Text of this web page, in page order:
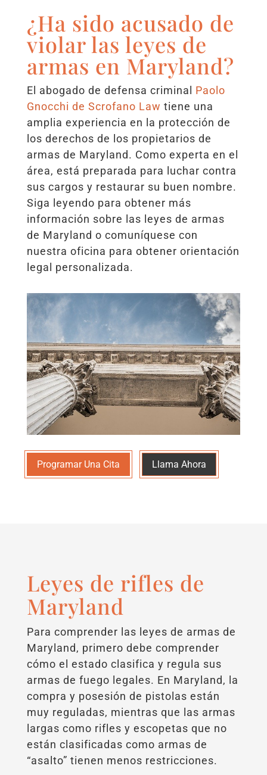
¿Ha sido acusado de
violar las leyes de
armas en Maryland?
El abogado de defensa criminal Paolo
Gnocchi de Scrofano Law tiene una
amplia experiencia en la protección de
los derechos de los propietarios de
armas de Maryland. Como experta en el
área, está preparada para luchar contra
sus cargos y restaurar su buen nombre.
Siga leyendo para obtener más
información sobre las leyes de armas
de Maryland o comuníquese con
nuestra oficina para obtener orientación
legal personalizada.
Programar Una Cita Llama Ahora
Leyes de rifles de
Maryland
Para comprender las leyes de armas de
Maryland, primero debe comprender
cómo el estado clasifica y regula sus
armas de fuego legales. En Maryland, la
compra y posesión de pistolas están
muy reguladas, mientras que las armas
largas como rifles y escopetas que no
están clasificadas como armas de
“asalto” tienen menos restricciones.